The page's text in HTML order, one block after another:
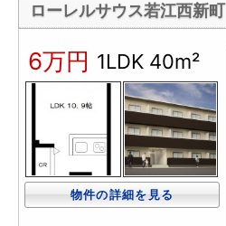
ローレルサウス若江西新町
6万円 1LDK 40m²
物件の詳細を見る